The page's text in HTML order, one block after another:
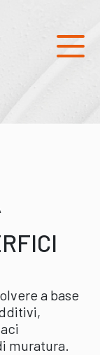
a base
muratura.